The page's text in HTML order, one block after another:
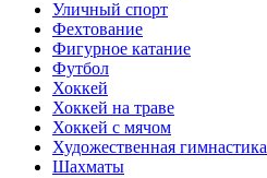
Уличный спорт
Фехтование
Фигурное катание
Футбол
Хоккей
Хоккей на траве
Хоккей с мячом
Художественная гимнастика
Шахматы